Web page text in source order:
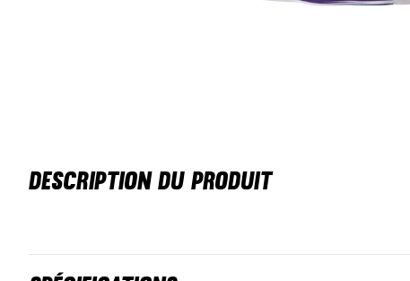
DESCRIPTION DU PRODUIT